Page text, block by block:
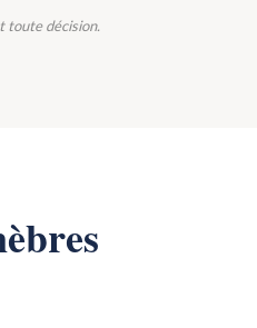
toute décision.